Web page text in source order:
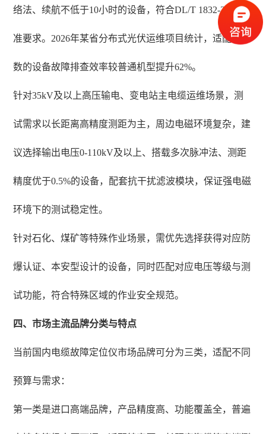
络法、续航不低于10小时的设备，符合DL/T 1832-2018标
准要求。2026年某省分布式光伏运维项目统计，适配该参
数的设备故障排查效率较普通机型提升62%。
针对35kV及以上高压输电、变电站主电缆运维场景，测
试需求以长距离高精度测距为主，周边电磁环境复杂，建
议选择输出电压0-110kV及以上、搭载多次脉冲法、测距
精度优于0.5%的设备，配套抗干扰滤波模块，保证强电磁
环境下的测试稳定性。
针对石化、煤矿等特殊作业场景，需优先选择获得对应防
爆认证、本安型设计的设备，同时匹配对应电压等级与测
试功能，符合特殊区域的作业安全规范。
四、市场主流品牌分类与特点
当前国内电缆故障定位仪市场品牌可分为三类，适配不同
预算与需求：
第一类是进口高端品牌，产品精度高、功能覆盖全，普遍